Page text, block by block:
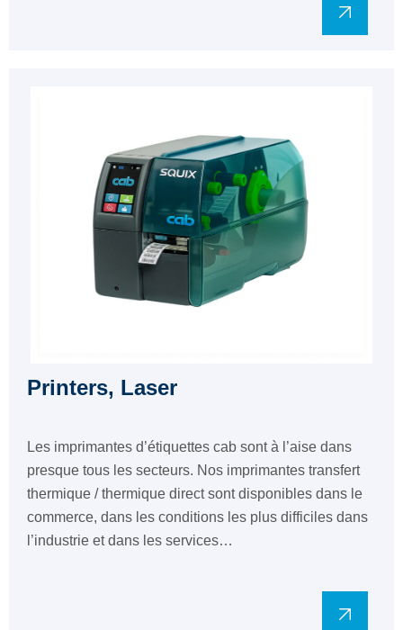
Printers, Laser
Les imprimantes d’étiquettes cab sont à l’aise dans
presque tous les secteurs. Nos imprimantes transfert
thermique / thermique direct sont disponibles dans le
commerce, dans les conditions les plus difficiles dans
l’industrie et dans les services…